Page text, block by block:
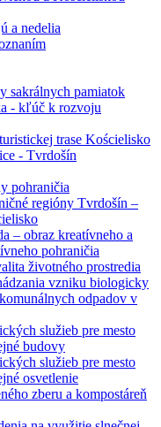
a nedelia
sakrálnych pamiatok
- kľúč k rozvoju
trase Kościelisko
- Tvrdošín
pohraničia
regióny Tvrdošín –
– obraz kreatívneho a
pohraničia
životného prostredia
vzniku biologicky
odpadov v
služieb pre mesto
budovy
služieb pre mesto
osvetlenie
zberu a kompostáreň